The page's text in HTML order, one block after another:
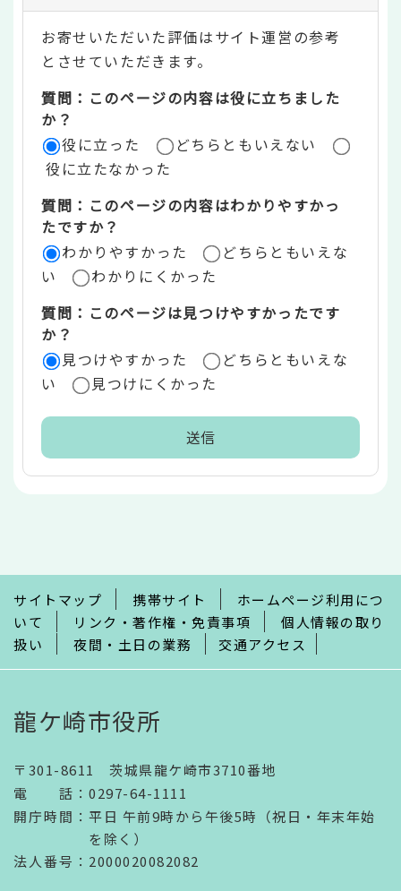
テ
ン
ツ
評
価
リ
ア
お寄せいただいた評価はサイト運営の参考
とさせていただきます。
質問：このページの内容は役に立ちました
か？
役に立った
どちらともいえない
役に立たなかった
質問：このページの内容はわかりやすかっ
たですか？
わかりやすかった
どちらともいえな
い
わかりにくかった
質問：このページは見つけやすかったです
か？
見つけやすかった
どちらともいえな
い
見つけにくかった
で
サイトマップ 携帯サイト
ホームページ利用につ
いて
リンク・著作権・免責事項
個人情報の取り
扱い
夜間・土日の業務 交通アクセス
龍ケ崎市役所
〒301-8611 茨城県龍ケ崎市3710番地
電話 ： 0297-64-1111
開庁時間 ： 平日 午前9時から午後5時（祝日・年末年始
を除く）
法人番号 ：2000020082082